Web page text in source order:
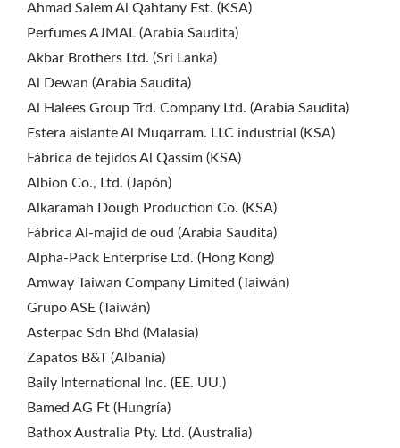
Ahmad Salem Al Qahtany Est. (KSA)
Perfumes AJMAL (Arabia Saudita)
Akbar Brothers Ltd. (Sri Lanka)
Al Dewan (Arabia Saudita)
Al Halees Group Trd. Company Ltd. (Arabia Saudita)
Estera aislante Al Muqarram. LLC industrial (KSA)
Fábrica de tejidos Al Qassim (KSA)
Albion Co., Ltd. (Japón)
Alkaramah Dough Production Co. (KSA)
Fábrica Al-majid de oud (Arabia Saudita)
Alpha-Pack Enterprise Ltd. (Hong Kong)
Amway Taiwan Company Limited (Taiwán)
Grupo ASE (Taiwán)
Asterpac Sdn Bhd (Malasia)
Zapatos B&T (Albania)
Baily International Inc. (EE. UU.)
Bamed AG Ft (Hungría)
Bathox Australia Pty. Ltd. (Australia)